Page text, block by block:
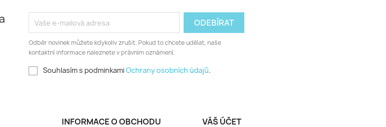
Odběr novinek můžete kdykoliv zrušit. Pokud to chcete udělat, naše
kontaktní informace naleznete v právním oznámení.
Souhlasím s podminkamiOchrany osobních údajů.
INFORMACE O OBCHODU VÁŠ ÚČET